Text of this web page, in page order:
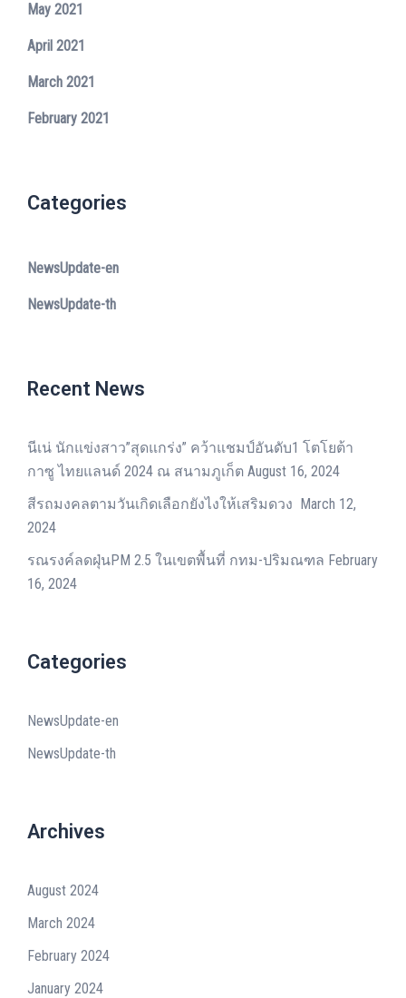
May 2021
April 2021
March 2021
February 2021
Categories
NewsUpdate-en
NewsUpdate-th
Recent News
นีเน่ นักแข่งสาว”สุดแกร่ง” คว้าแชมป์อันดับ1 โตโยต้า
กาซู ไทยแลนด์ 2024 ณ สนามภูเก็ต August 16, 2024
สีรถมงคลตามวันเกิดเลือกยังไงให้เสริมดวง March 12,
2024
รณรงค์ลดฝุ่นPM 2.5 ในเขตพื้นที่ กทม-ปริมณฑล February
16, 2024
Categories
NewsUpdate-en
NewsUpdate-th
Archives
August 2024
March 2024
February 2024
January 2024